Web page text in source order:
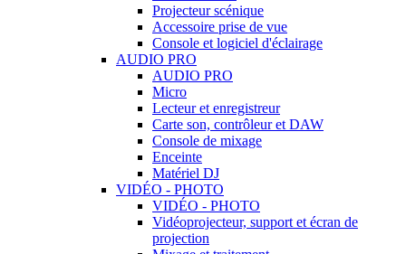
Projecteur scénique
Accessoire prise de vue
Console et logiciel d'éclairage
AUDIO PRO
AUDIO PRO
Micro
Lecteur et enregistreur
Carte son, contrôleur et DAW
Console de mixage
Enceinte
Matériel DJ
VIDÉO - PHOTO
VIDÉO - PHOTO
Vidéoprojecteur, support et écran de
projection